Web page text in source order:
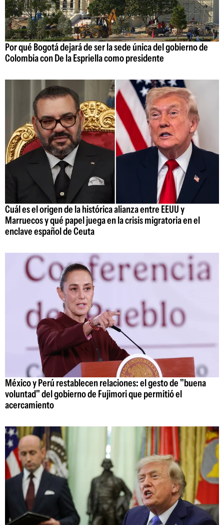
Por qué Bogotá dejará de ser la sede única del gobierno de
Colombia con De la Espriella como presidente
Cuál es el origen de la histórica alianza entre EEUU y
Marruecos y qué papel juega en la crisis migratoria en el
enclave español de Ceuta
México y Perú restablecen relaciones: el gesto de "buena
voluntad" del gobierno de Fujimori que permitió el
acercamiento